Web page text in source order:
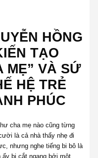
HỒNG
TẠO
MẸ” VÀ SỨ
HỆ TRẺ
PHÚC
cha mẹ nào cũng từng
là cả nhà thấy nhẹ đi
nhưng nghe tiếng bi bô là
bị cắt ngang bởi một